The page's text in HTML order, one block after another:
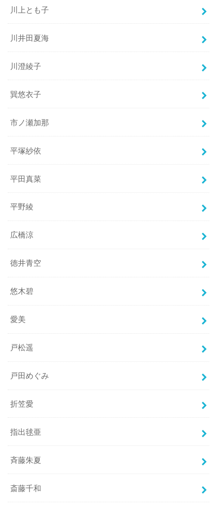
川上とも子
川井田夏海
川澄綾子
巽悠衣子
市ノ瀬加那
平塚紗依
平田真菜
平野綾
広橋涼
徳井青空
悠木碧
愛美
戸松遥
戸田めぐみ
折笠愛
指出毬亜
斉藤朱夏
斎藤千和